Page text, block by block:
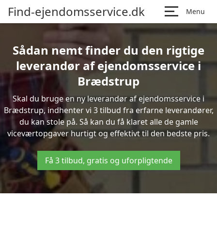
Find-ejendomsservice.dk Menu
Sådan nemt finder du den rigtige
leverandør af ejendomsservice i
Brædstrup
Skal du bruge en ny leverandør af ejendomsservice i
Brædstrup, indhenter vi 3 tilbud fra erfarne leverandører,
du kan stole på. Så kan du få klaret alle de gamle
viceværtopgaver hurtigt og effektivt til den bedste pris.
Få 3 tilbud, gratis og uforpligtende